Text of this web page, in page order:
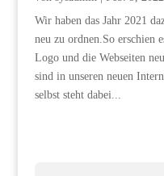
Wir haben das Jahr 2021
neu zu ordnen.So erschien
Logo und die Webseiten
sind in unseren neuen
selbst steht dabei...